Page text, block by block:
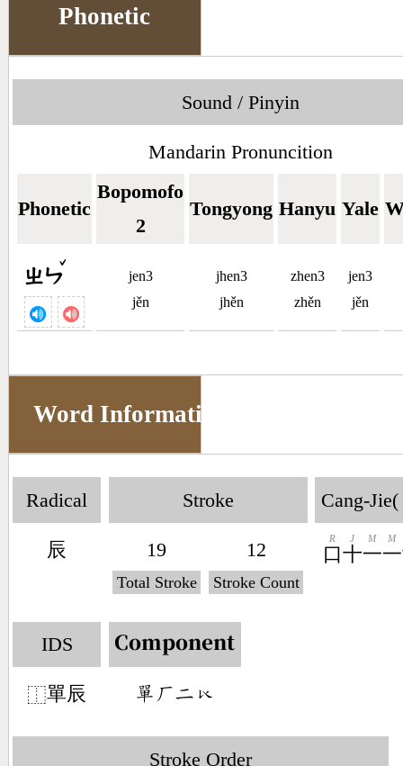
Phonetic
Sound / Pinyin
Mandarin Pronuncition
Phonetic
Bopomofo
2
Tongyong Hanyu Yale
ㄓㄣ
ˇ
jen3
jěn
jhen3
jhěn
zhen3
zhěn
jen3
jěn
Word Information
Radical
辰
Stroke
19
Total Stroke
12
Stroke Count
Cang-Jie(
口
R
十
J
一
M
一
M
IDS
⿰單辰
Component
󶇺󶀕󶀒󶂝
Stroke Order